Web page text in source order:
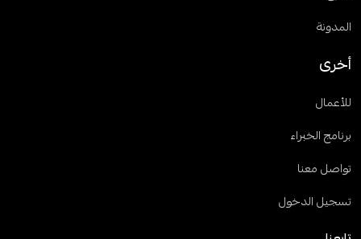
المدونة
أخرى
للأعمال
برنامج الخبراء
تواصل معنا
تسجيل الدخول